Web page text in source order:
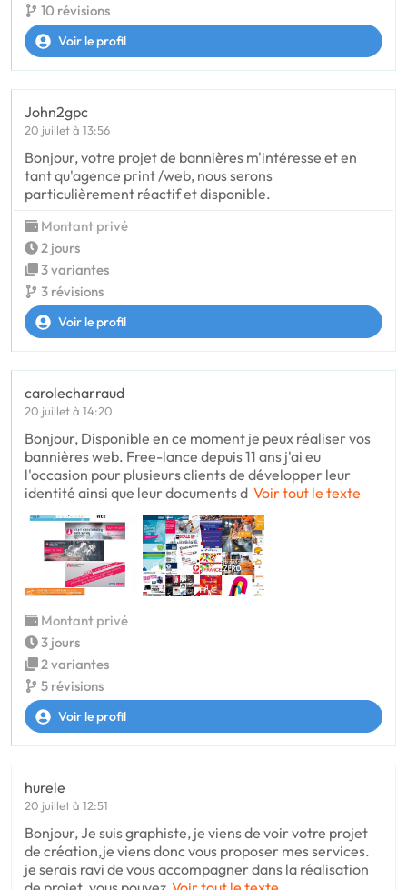
10 révisions
Voir le profil
John2gpc
20 juillet à 13:56
Bonjour, votre projet de bannières m'intéresse et en
tant qu'agence print /web, nous serons
particulièrement réactif et disponible.
Montant privé
2 jours
3 variantes
3 révisions
Voir le profil
carolecharraud
20 juillet à 14:20
Bonjour, Disponible en ce moment je peux réaliser vos
bannières web. Free-lance depuis 11 ans j'ai eu
l'occasion pour plusieurs clients de développer leur
identité ainsi que leur documents d Voir tout le texte
Montant privé
3 jours
2 variantes
5 révisions
Voir le profil
hurele
20 juillet à 12:51
Bonjour, Je suis graphiste, je viens de voir votre projet
de création,je viens donc vous proposer mes services.
je serais ravi de vous accompagner dans la réalisation